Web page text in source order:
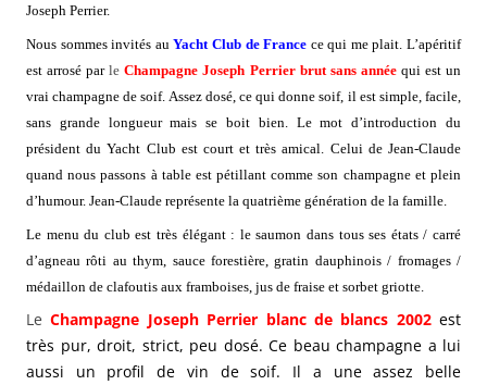
Joseph Perrier.
Nous sommes invités auYacht Club de France ce qui me plait. L’apéritif
est arrosé parleChampagne Joseph Perrier brut sans année qui est un
vrai champagne de soif. Assez dosé, ce qui donne soif, il est simple, facile,
sans grande longueur mais se boit bien. Le mot d’introduction du
président du Yacht Club est court et très amical. Celui de Jean-Claude
quand nous passons à table est pétillant comme son champagne et plein
d’humour. Jean-Claude représente la quatrième génération de la famille.
Le menu du club est très élégant : le saumon dans tous ses états / carré
d’agneau rôti au thym, sauce forestière, gratin dauphinois / fromages /
médaillon de clafoutis aux framboises, jus de fraise et sorbet griotte.
LeChampagne Joseph Perrier blanc de blancs 2002 est
très pur, droit, strict, peu dosé. Ce beau champagne a lui
aussi un profil de vin de soif. Il a une assez belle